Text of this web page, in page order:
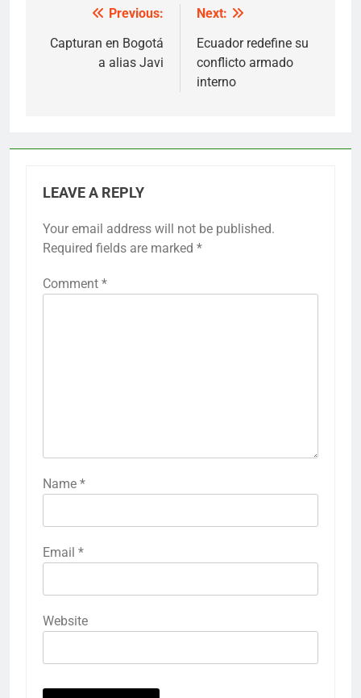
navigation
Previous:
Capturan en Bogotá
a alias Javi
Next:
Ecuador redefine su
conflicto armado
interno
LEAVE A REPLY
Your email address will not be published.
Required fields are marked *
Comment *
Name *
Email *
Website